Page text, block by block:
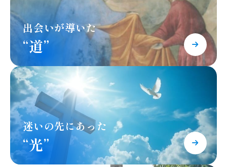
出会いが導いた
“道”
迷いの先にあった
“光”